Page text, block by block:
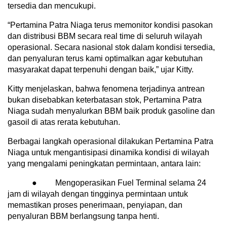
tersedia dan mencukupi.
“Pertamina Patra Niaga terus memonitor kondisi pasokan
dan distribusi BBM secara real time di seluruh wilayah
operasional. Secara nasional stok dalam kondisi tersedia,
dan penyaluran terus kami optimalkan agar kebutuhan
masyarakat dapat terpenuhi dengan baik,” ujar Kitty.
Kitty menjelaskan, bahwa fenomena terjadinya antrean
bukan disebabkan keterbatasan stok, Pertamina Patra
Niaga sudah menyalurkan BBM baik produk gasoline dan
gasoil di atas rerata kebutuhan.
Berbagai langkah operasional dilakukan Pertamina Patra
Niaga untuk mengantisipasi dinamika kondisi di wilayah
yang mengalami peningkatan permintaan, antara lain:
● Mengoperasikan Fuel Terminal selama 24
jam di wilayah dengan tingginya permintaan untuk
memastikan proses penerimaan, penyiapan, dan
penyaluran BBM berlangsung tanpa henti.